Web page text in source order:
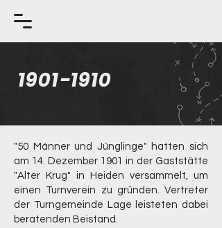
1901-1910
"50 Männer und Jünglinge" hatten sich
am 14. Dezember 1901 in der Gaststätte
"Alter Krug" in Heiden versammelt, um
einen Turnverein zu gründen. Vertreter
der Turngemeinde Lage leisteten dabei
beratenden Beistand.